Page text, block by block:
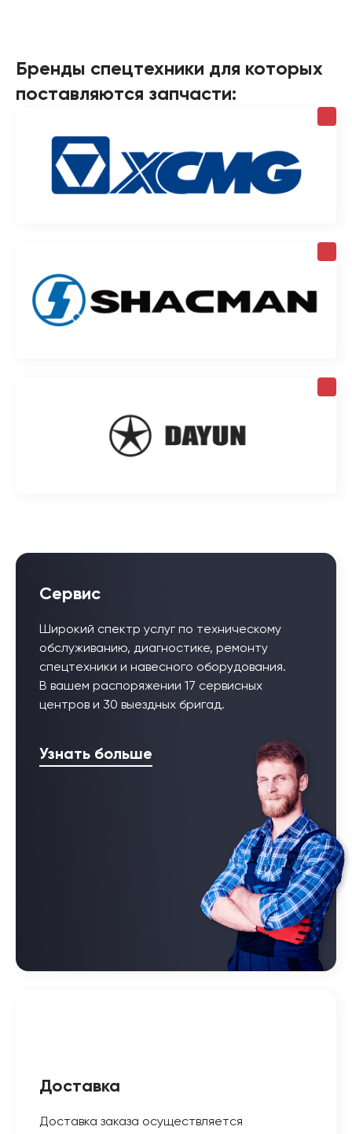
Бренды спецтехники для которых
поставляются запчасти:
Сервис
Широкий спектр услуг по техническому
обслуживанию, диагностике, ремонту
спецтехники и навесного оборудования.
В вашем распоряжении 17 сервисных
центров и 30 выездных бригад.
Узнать больше
Доставка
Доставка заказа осуществляется